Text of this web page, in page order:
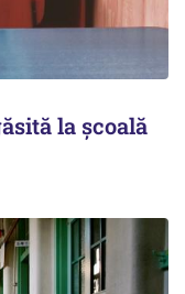
la şcoală